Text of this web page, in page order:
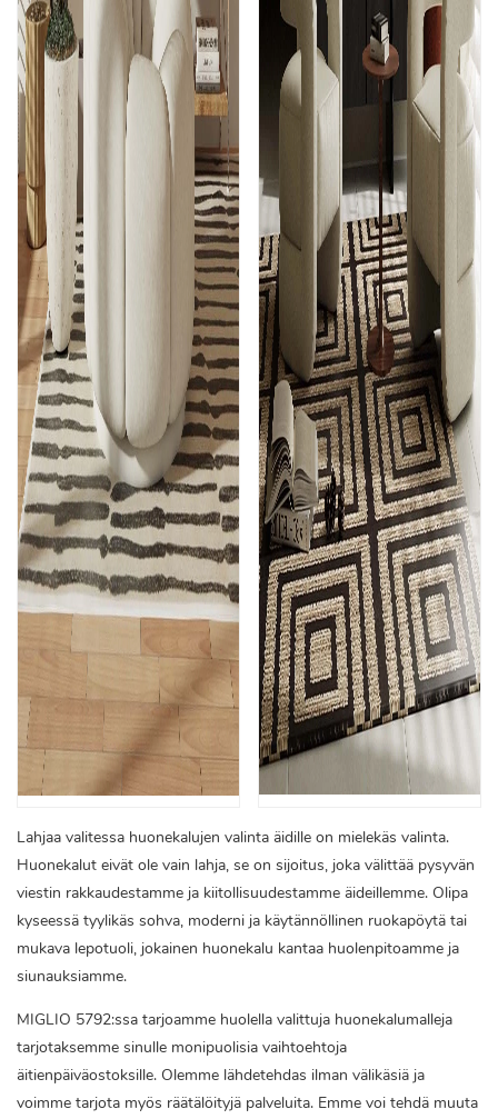
Lahjaa valitessa huonekalujen valinta äidille on mielekäs valinta.
Huonekalut eivät ole vain lahja, se on sijoitus, joka välittää pysyvän
viestin rakkaudestamme ja kiitollisuudestamme äideillemme. Olipa
kyseessä tyylikäs sohva, moderni ja käytännöllinen ruokapöytä tai
mukava lepotuoli, jokainen huonekalu kantaa huolenpitoamme ja
siunauksiamme.
MIGLIO 5792:ssa tarjoamme huolella valittuja huonekalumalleja
tarjotaksemme sinulle monipuolisia vaihtoehtoja
äitienpäiväostoksille. Olemme lähdetehdas ilman välikäsiä ja
voimme tarjota myös räätälöityjä palveluita. Emme voi tehdä muuta